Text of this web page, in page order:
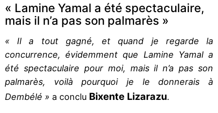
« Lamine Yamal a été spectaculaire,
mais il n’a pas son palmarès »
« Il a tout gagné, et quand je regarde la
concurrence, évidemment que Lamine Yamal a
été spectaculaire pour moi, mais il n’a pas son
palmarès, voilà pourquoi je le donnerais à
Dembélé » a conclu Bixente Lizarazu.